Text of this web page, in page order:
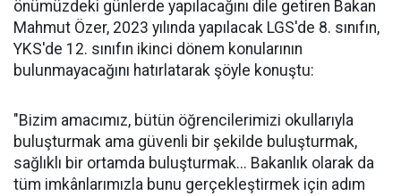
önümüzdeki günlerde yapılacağını dile getiren Bakan
Mahmut Özer, 2023 yılında yapılacak LGS'de 8. sınıfın,
YKS'de 12. sınıfın ikinci dönem konularının
bulunmayacağını hatırlatarak şöyle konuştu:
"Bizim amacımız, bütün öğrencilerimizi okullarıyla
buluşturmak ama güvenli bir şekilde buluşturmak,
sağlıklı bir ortamda buluşturmak... Bakanlık olarak da
tüm imkânlarımızla bunu gerçekleştirmek için adım